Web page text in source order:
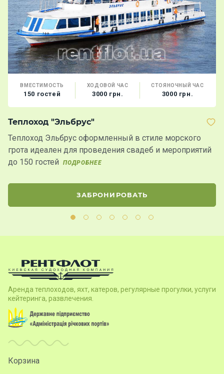
ВМЕСТИМОСТЬ
150 гостей
ХОДОВОЙ ЧАС
3000 грн.
СТОЯНОЧНЫЙ ЧАС
3000 грн.
Теплоход "Эльбрус"
Теплоход Эльбрус оформленный в стиле морского
грота идеален для проведения свадеб и мероприятий
до 150 гостей
ПОДРОБНЕЕ
ЗАБРОНИРОВАТЬ
Аренда теплоходов, яхт, катеров, регулярные прогулки, услуги
кейтеринга, развлечения.
Корзина